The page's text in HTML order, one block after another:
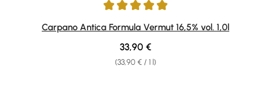
Average rating of 4.96 out of 5 stars
Carpano Antica Formula Vermut 16,5% vol. 1,0l
(33,90 € / 1 l)
Regular price:
33,90 €